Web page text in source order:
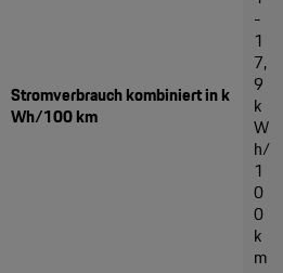
Stromverbrauch kombiniert in k
Wh/100 km
-
1
7,
9
k
W
h/
1
0
0
k
m